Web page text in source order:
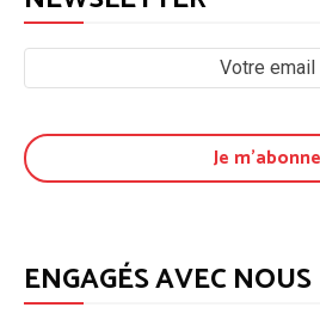
ENGAGÉS AVEC NOUS